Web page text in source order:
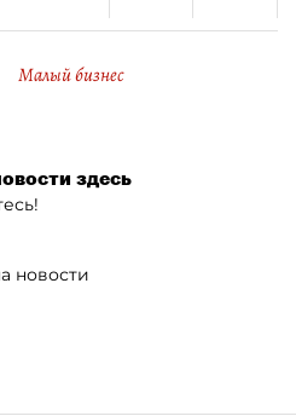
Малый бизнес
здесь
новости